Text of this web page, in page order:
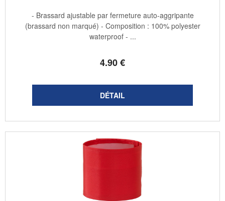
4.90€
- Brassard ajustable par fermeture auto-aggripante
(brassard non marqué) - Composition : 100% polyester
waterproof - ...